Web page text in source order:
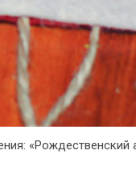
«Рождественский